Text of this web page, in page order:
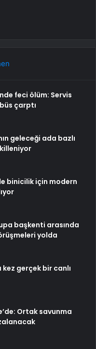
feci ölüm: Servis
çarptı
geleceği ada bazlı
binicilik için modern
başkenti arasında
yolda
kez gerçek bir canlı
Ortak savunma